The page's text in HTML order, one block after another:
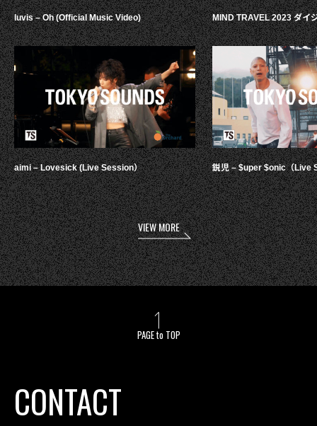
luvis – Oh (Official Music Video)
aimi – Lovesick (Live Session）
MIND TRAVEL 2023 ダイ
鋭児 – $uper $onic（Live
VIEW MORE
PAGE to TOP
CONTACT